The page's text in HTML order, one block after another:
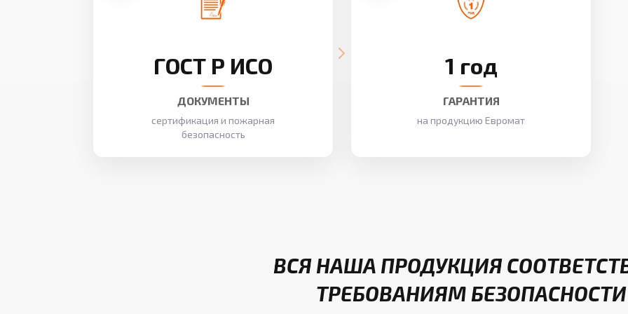
ГОСТ Р ИСО
ДОКУМЕНТЫ
сертификация и пожарная
безопасность
1 год
ГАРАНТИЯ
на продукцию Евромат
ВСЯ НАША ПРОДУКЦИЯ
ТРЕБОВАНИЯМ БЕЗОПАСНОСТИ